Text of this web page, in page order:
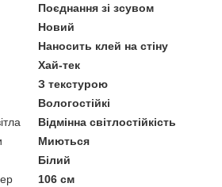
Поєднання зі зсувом
Новий
Наносить клей на стіну
Хай-тек
З текстурою
Вологостійкі
Відмінна світлостійкість
Миються
Білий
106 см